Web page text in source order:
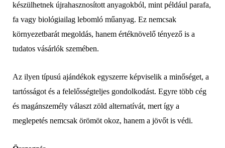
készülhetnek újrahasznosított anyagokból, mint például parafa,
fa vagy biológiailag lebomló műanyag. Ez nemcsak
környezetbarát megoldás, hanem értéknövelő tényező is a
tudatos vásárlók szemében.
Az ilyen típusú ajándékok egyszerre képviselik a minőséget, a
tartósságot és a felelősségteljes gondolkodást. Egyre több cég
és magánszemély választ zöld alternatívát, mert így a
meglepetés nemcsak örömöt okoz, hanem a jövőt is védi.